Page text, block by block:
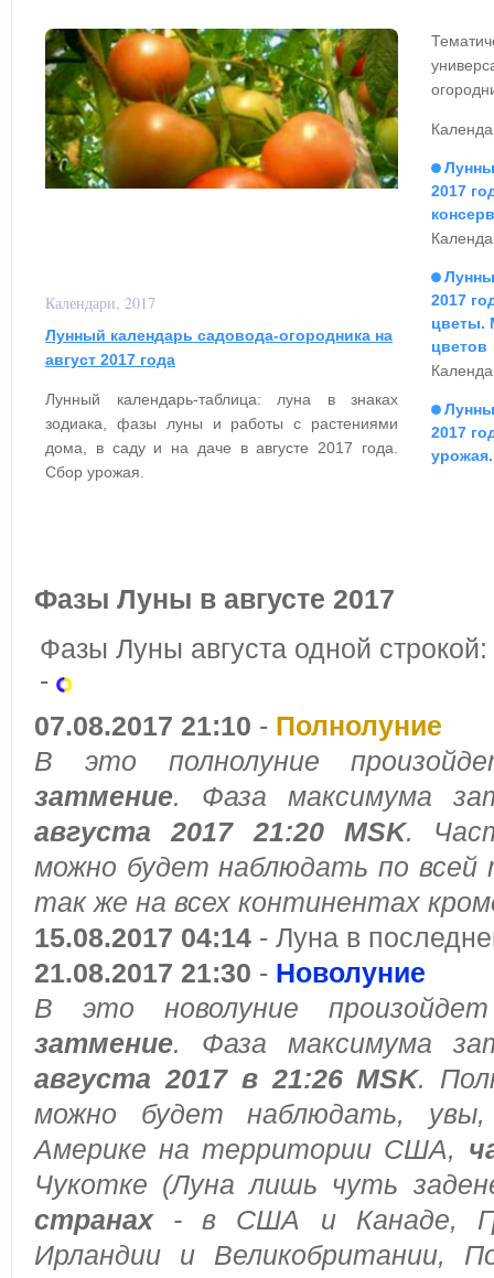
Календари, 2017
Лунный календарь садовода-огородника на
август 2017 года
Лунный календарь-таблица: луна в знаках
зодиака, фазы луны и работы с растениями
дома, в саду и на даче в августе 2017 года.
Сбор урожая.
2017
2017
цветы.
цветов
2017
Фазы Луны в августе 2017
Фазы Луны августа одной
-
07.08.2017 21:10 - Полнолуние
В это полнолуние
затмение. Фаза максимума
августа 2017 21:20 MSK.
можно будет наблюдать по всей
так же на всех континентах
15.08.2017 04:14 - Луна в
21.08.2017 21:30 - Новолуние
В это новолуние
затмение. Фаза максимума
августа 2017 в 21:26 MSK.
можно будет наблюдать,
Америке на территории США,
Чукотке (Луна лишь чуть
странах- в США и Канаде,
Ирландии и Великобритании,